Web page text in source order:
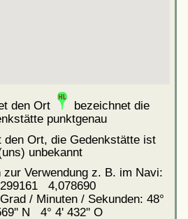
den Ort
bezeichnet die
punktgenau
den Ort, die Gedenkstätte ist
unbekannt
zur Verwendung z. B. im Navi:
4,078690
/ Minuten / Sekunden: 48°
N 4° 4' 432'' O